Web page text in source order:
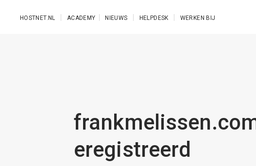
HOSTNET.NL ACADEMY NIEUWS HELPDESK WERKEN BIJ
eregistreerd